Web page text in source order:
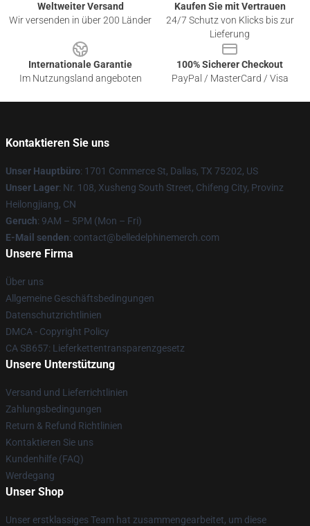
Weltweiter Versand
Wir versenden in über 200 Länder
Kaufen Sie mit Vertrauen
24/7 Schutz von Klicks bis zur
Lieferung
Internationale Garantie
Im Nutzungsland angeboten
100% Sicherer Checkout
PayPal / MasterCard / Visa
Kontaktieren Sie uns
Unser Hauptbüro: 1701 Commerce St, Dallas, TX 75202, US
Unser Lager: Nr. 108, Xusheng South Street, Chifeng City, Provinz
Heilongjiang, CN
Geruch: 9AM – 5PM (Mon – Fri)
E-Mail senden: contact@belledelphinemerch.com
Unsere Firma
Über uns
Allgemeine Geschäftsbedingungen
Datenschutzrichtlinien
DMCA - Copyright Policy
CA SB657: Lieferkettentransparenzgesetz
Unsere Unterstützung
Versand und Lieferrichtlinien
Zahlungsbedingungen
Return & Refund Richtlinien
Kontaktieren Sie uns
Kundenhilfe (FAQ)
Werdegang
Unser Shop
Unser erstklassiges Team hat zusammengearbeitet, um diese